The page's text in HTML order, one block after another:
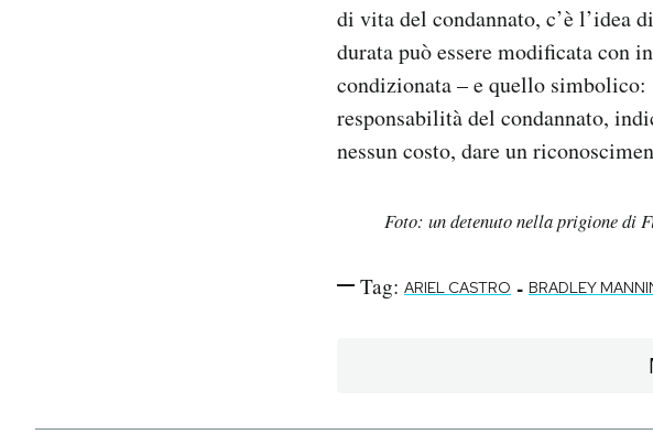
di vita del condannato, c’è l’idea
durata può essere modificata con
condizionata – e quello
responsabilità del condannato,
nessun costo, dare un
Foto: un detenuto nella prigione di
Tag: ARIEL CASTRO - BRADLEY